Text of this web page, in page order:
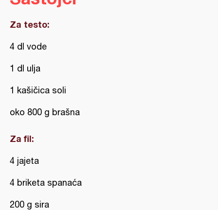
Za testo:
4 dl vode
1 dl ulja
1 kašičica soli
oko 800 g brašna
Za fil:
4 jajeta
4 briketa spanaća
200 g sira